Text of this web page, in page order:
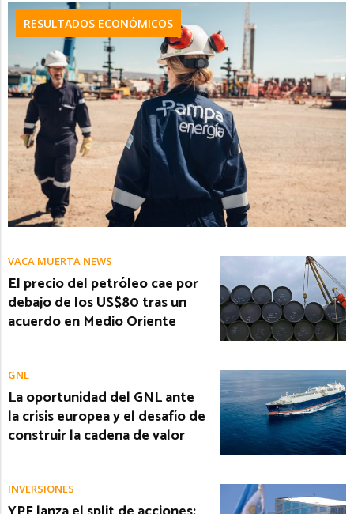
RESULTADOS ECONÓMICOS
VACA MUERTA NEWS
El precio del petróleo cae por
debajo de los US$80 tras un
acuerdo en Medio Oriente
GNL
La oportunidad del GNL ante
la crisis europea y el desafío de
construir la cadena de valor
INVERSIONES